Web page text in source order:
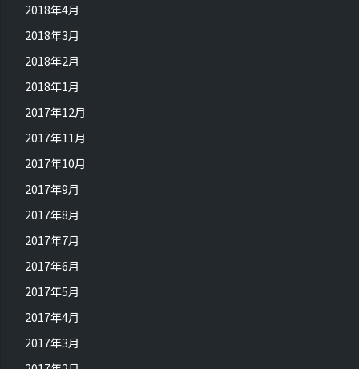
2018年4月
2018年3月
2018年2月
2018年1月
2017年12月
2017年11月
2017年10月
2017年9月
2017年8月
2017年7月
2017年6月
2017年5月
2017年4月
2017年3月